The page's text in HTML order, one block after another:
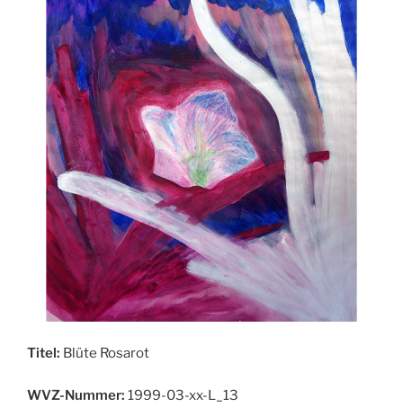
Titel: Blüte Rosarot
WVZ-Nummer: 1999-03-xx-L_13